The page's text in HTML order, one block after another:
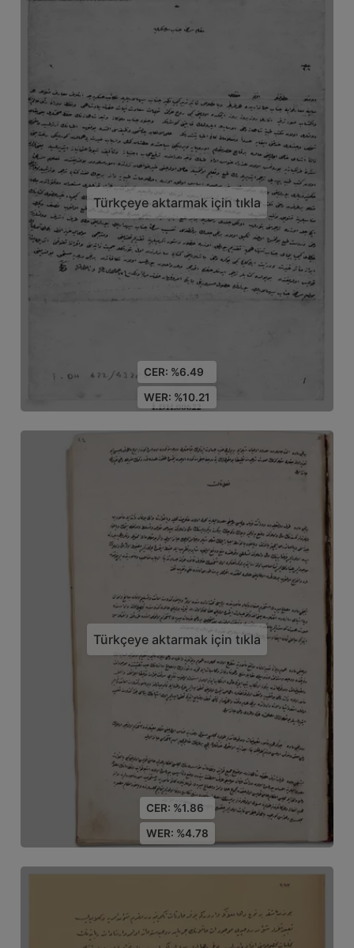
CER: %6.49
WER: %10.21
Türkçeye aktarmak için tıkla
CER: %1.86
WER: %4.78
Türkçeye aktarmak için tıkla